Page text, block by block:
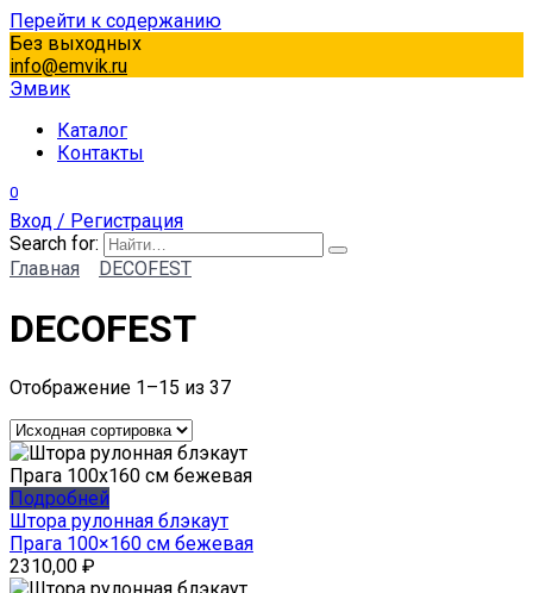
Перейти к содержанию
Без выходных
info@emvik.ru
Эмвик
Каталог
Контакты
0
Вход / Регистрация
Search for:
Главная
DECOFEST
DECOFEST
Отображение 1–15 из 37
Подробней
Штора рулонная блэкаут
Прага 100×160 см бежевая
2310,00 ₽